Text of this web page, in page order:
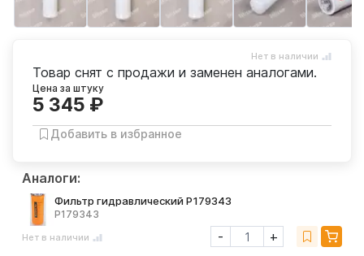
Аналоги:
Фильтр гидравлический P179343
P179343
Нет в наличии - +
Нет в наличии
Товар снят с продажи и заменен аналогами.
Цена за штуку
5 345 ₽
Добавить в избранное